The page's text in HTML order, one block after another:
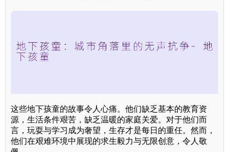
这些地下孩童的故事令人心痛。他们缺乏基本的教育资
源，生活条件艰苦，缺乏温暖的家庭关爱。对于他们而
言，玩耍与学习成为奢望，生存才是每日的重任。然而，
他们在艰难环境中展现的求生毅力与无限创意，令人敬